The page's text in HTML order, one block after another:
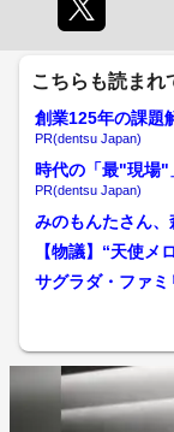
こちらも読まれ
創業125年の課題
PR(dentsu Japan)
時代の「最"現場"
PR(dentsu Japan)
みのもんたさん
に亡くなった著
【物議】“天使メ
り”に…批判の声
サグラダ・ファ